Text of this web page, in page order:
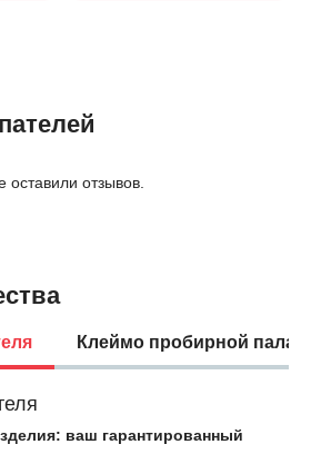
отзывов.
Клеймо пробирной
ваш гарантированный